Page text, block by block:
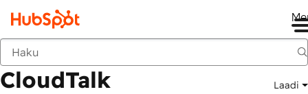
Markkinapaikka
CloudTalk Laadi